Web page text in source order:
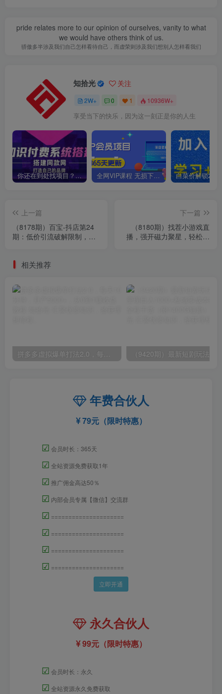
pride relates more to our opinion of ourselves, vanity to what
we would have others think of us.
骄傲多半涉及我们自己怎样看待自己，而虚荣则涉及我们想别人怎样看我们
知拾光 关注
2W+ 0 1 10936W+
享受当下的快乐，因为这一刻正是你的人生
你还在到处找项目？还在当韭菜？我靠卖项目一个月收入5万+，曾经我也是个失败者。 全网VIP课程 无损下载~
上一篇
（8178期）百宝-抖店第24
期：低价引流破解限制，达
下一篇
（8180期）找茬小游戏直
播，强开磁力聚星，轻松日
相关推荐
年费合伙人
79元（限时特惠）
☑ 会员时长：365天
☑ 全站资源免费获取1年
☑ 推广佣金高达50％
☑ 内部会员专属【微信】交流群
☑ =====================
☑ =====================
☑ =====================
☑ =====================
立即开通
永久合伙人
99元（限时特惠）
☑ 会员时长：永久
☑ 全站资源永久免费获取